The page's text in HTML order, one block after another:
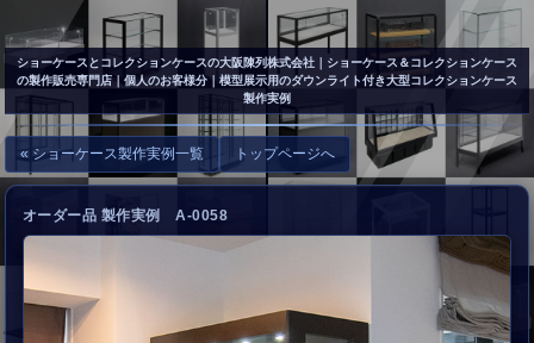
お問い合わせ
ショーケースとコレクションケースの大阪陳列株式会社 ｜ショーケース＆コレクションケース
の製作販売専門店｜個人のお客様分｜模型展示用のダウンライト付き大型コレクションケース
製作実例
« ショーケース製作実例一覧 トップページへ
オーダー品 製作実例 A-0058